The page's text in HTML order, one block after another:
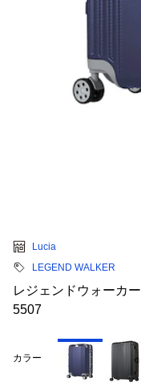
Lucia
LEGEND WALKER
レジェンドウォーカ
5507
カラー